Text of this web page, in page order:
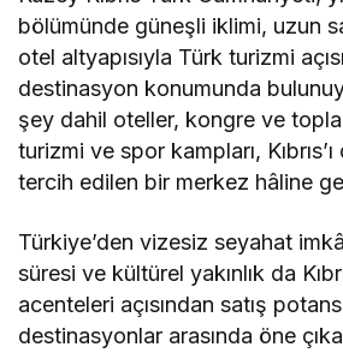
bölümünde güneşli iklimi, uzun
otel altyapısıyla Türk turizmi
destinasyon konumunda
şey dahil oteller, kongre ve
turizmi ve spor kampları,
tercih edilen bir merkez hâline
Türkiye’den vizesiz seyahat
süresi ve kültürel yakınlık da
acenteleri açısından satış
destinasyonlar arasında öne